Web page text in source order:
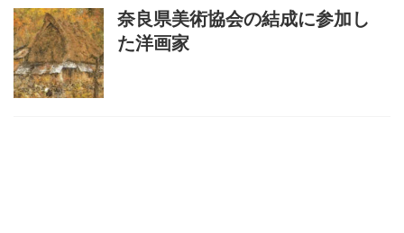
奈良県美術協会の結成に参加し
た洋画家